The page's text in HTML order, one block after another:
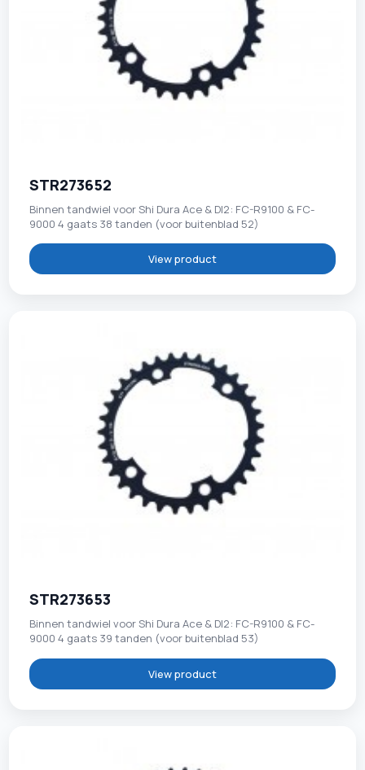
STR273652
Binnen tandwiel voor Shi Dura Ace & DI2: FC-R9100 & FC-
9000 4 gaats 38 tanden (voor buitenblad 52)
View product
STR273653
Binnen tandwiel voor Shi Dura Ace & DI2: FC-R9100 & FC-
9000 4 gaats 39 tanden (voor buitenblad 53)
View product